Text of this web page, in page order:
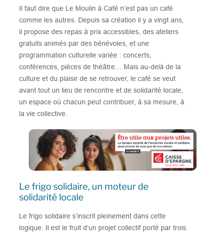
Il faut dire que Le Moulin à Café n’est pas un café
comme les autres. Depuis sa création il y a vingt ans,
il propose des repas à prix accessibles, des ateliers
gratuits animés par des bénévoles, et une
programmation culturelle variée : concerts,
conférences, pièces de théâtre… Mais au-delà de la
culture et du plaisir de se retrouver, le café se veut
avant tout un lieu de rencontre et de solidarité locale,
un espace où chacun peut contribuer, à sa mesure, à
la vie collective.
Le frigo solidaire, un moteur de
solidarité locale
Le frigo solidaire s’inscrit pleinement dans cette
logique. Il est le fruit d’un projet collectif porté par trois